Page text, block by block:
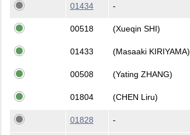
01434 -
00518 (Xueqin SHI)
01433 (Masaaki KIRIYAMA)
00508 (Yating ZHANG)
01804 (CHEN Liru)
01828 -